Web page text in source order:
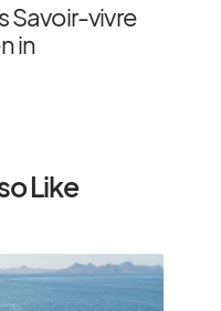
Savoir-vivre
in
Like